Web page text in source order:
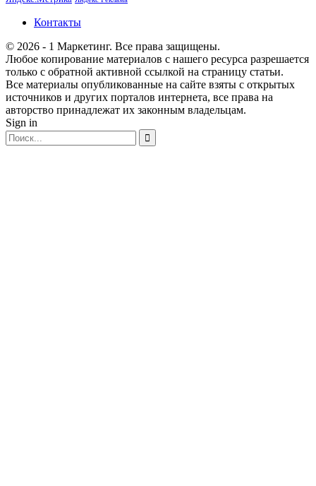
Контакты
© 2026 - 1 Маркетинг. Все права защищены.
Любое копирование материалов с нашего ресурса разрешается
только с обратной активной ссылкой на страницу статьи.
Все материалы опубликованные на сайте взяты с открытых
источников и других порталов интернета, все права на
авторство принадлежат их законным владельцам.
Sign in